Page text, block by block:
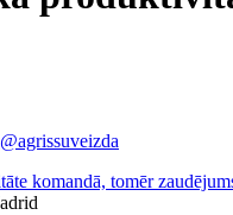
@agrissuveizda